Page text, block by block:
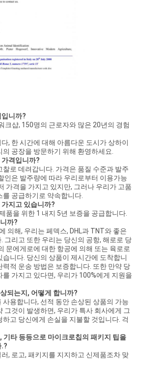
입니까?
크샵, 150명의 근로자와 많은 20년의 경험
, 한 시간에 대해 아름다운 도시가 상하이
공장을 방문하기 위해 환영하세요.
가격입니까?
찰로 데려갑니다. 가격은 품질 수준과 발주
인은 발주량에 따라 우리로부터 이용가능
가격을 가지고 있지만, 그러나 우리가 고품
공급하기로 약속합니다.
지고 있습니까?
품을 위한 1 내지 5년 보증을 공급합니다.
까?
의해, 우리는 페덱스, DHL과 TNT와 좋은
그리고 또한 우리는 당신의 공항, 해로로 당
문에게로에 대한 항공에 의해 또는 육로로
습니다. 당신의 상품이 제시간에 도착합니
력적 운송 방법은 보증합니다. 또한 만약 당
가지고 있다면, 우리가 100%에게 지원을
되는지, 어떻게 합니까?
사용합니다, 선적 동안 손상된 상품의 가능
그것이 발생하면, 우리가 특사 회사에게 그
고 당신에게 손실을 지불할 것입니다. 걱
기타 등등으로 마이크로칩의 패키지 팁을
.?
, 로고, 패키지를 지지하고 신제품조차 맞